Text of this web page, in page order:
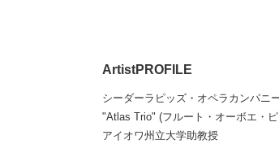
ArtistPROFILE
シーダーラピッズ・オペラカンパニ
"Atlas Trio" (フルート・オーボエ・
アイオワ州立大学助教授